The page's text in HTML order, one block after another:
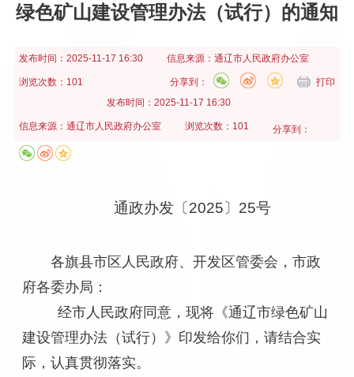
绿色矿山建设管理办法（试行）的通知
发布时间： 2025-11-17 16:30 信息来源： 通辽市人民政府办公室
浏览次数：101 打印
分享到：
发布时间： 2025-11-17 16:30
信息来源： 通辽市人民政府办公室 浏览次数：101 分享到：
通政办发〔2025〕25号
各旗县市区人民政府、开发区管委会，市政
府各委办局：
经市人民政府同意，现将《通辽市绿色矿山
建设管理办法（试行）》印发给你们，请结合实
际，认真贯彻落实。